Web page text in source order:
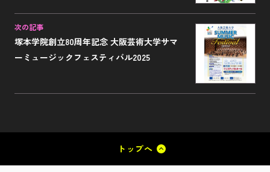
次の記事
塚本学院創立80周年記念 大阪芸術大学サマ
ーミュージックフェスティバル2025
トップへ